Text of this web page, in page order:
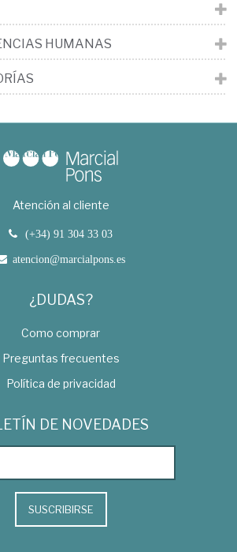
HUMANAS
Atención al cliente
(+34) 91 304 33 03
atencion@marcialpons.es
¿DUDAS?
Como comprar
Preguntas frecuentes
Política de privacidad
DE NOVEDADES
SUSCRIBIRSE